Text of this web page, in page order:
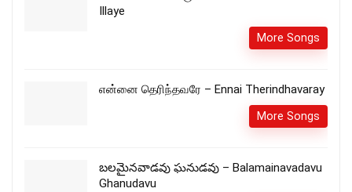
Illaye
More Songs
என்னை தெரிந்தவரே – Ennai Therindhavaray
More Songs
బలమైనవాడవు ఘనుడవు – Balamainavadavu
Ghanudavu